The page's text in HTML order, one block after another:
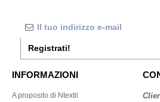
Registrati!
INFORMAZIONI
A proposito di Ntextil